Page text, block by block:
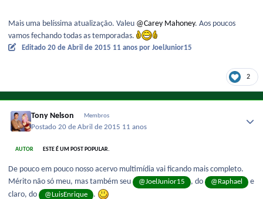
Mais uma belíssima atualização. Valeu @Carey Mahoney. Aos poucos
vamos fechando todas as temporadas.
Editado 20 de Abril de 2015 11 anos por JoelJunior15
2
Tony Nelson Membros
Postado20 de Abril de 2015 11 anos
AUTOR ESTE É UM POST POPULAR.
De pouco em pouco nosso acervo multimídia vai ficando mais completo.
Mérito não só meu, mas também seu
@JoelJunior15 , do @Raphael
e
claro, do
@LuisEnrique .